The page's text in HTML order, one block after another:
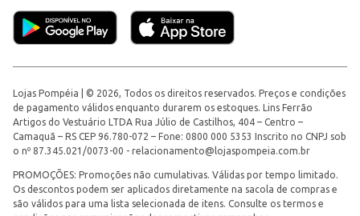
Lojas Pompéia | © 2026, Todos os direitos reservados. Preços e condições
de pagamento válidos enquanto durarem os estoques. Lins Ferrão
Artigos do Vestuário LTDA Rua Júlio de Castilhos, 404 – Centro –
Camaquã – RS CEP 96.780-072 – Fone: 0800 000 5353 Inscrito no CNPJ sob
o nº 87.345.021/0073-00 - relacionamento@lojaspompeia.com.br
PROMOÇÕES: Promoções não cumulativas. Válidas por tempo limitado.
Os descontos podem ser aplicados diretamente na sacola de compras e
são válidos para uma lista selecionada de itens. Consulte os termos e